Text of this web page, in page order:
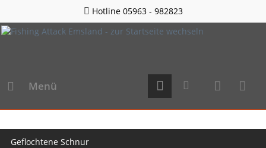
Hotline 05963 - 982823
Menü
Geflochtene Schnur